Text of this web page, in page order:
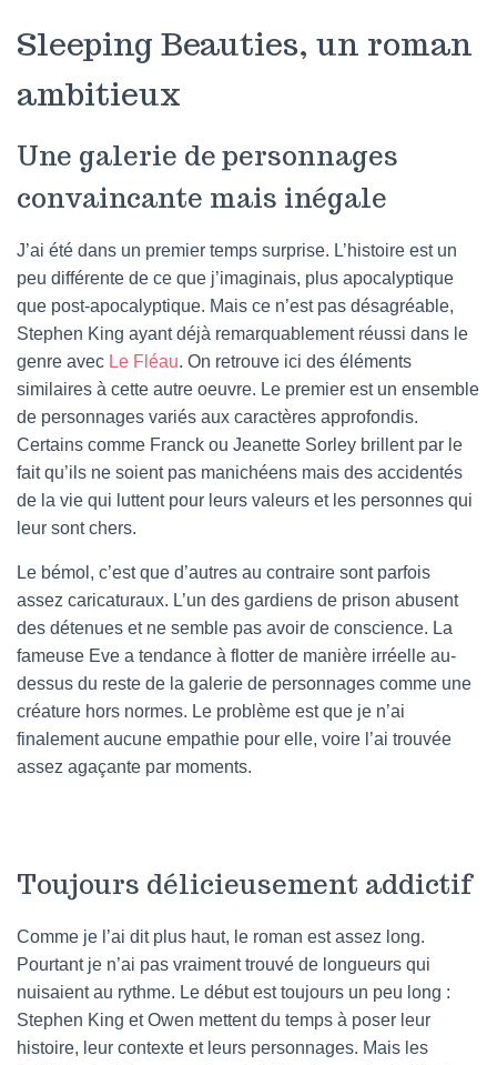
Sleeping Beauties, un roman
ambitieux
Une galerie de personnages
convaincante mais inégale
J’ai été dans un premier temps surprise. L’histoire est un
peu différente de ce que j’imaginais, plus apocalyptique
que post-apocalyptique. Mais ce n’est pas désagréable,
Stephen King ayant déjà remarquablement réussi dans le
genre avec Le Fléau. On retrouve ici des éléments
similaires à cette autre oeuvre. Le premier est un ensemble
de personnages variés aux caractères approfondis.
Certains comme Franck ou Jeanette Sorley brillent par le
fait qu’ils ne soient pas manichéens mais des accidentés
de la vie qui luttent pour leurs valeurs et les personnes qui
leur sont chers.
Le bémol, c’est que d’autres au contraire sont parfois
assez caricaturaux. L’un des gardiens de prison abusent
des détenues et ne semble pas avoir de conscience. La
fameuse Eve a tendance à flotter de manière irréelle au-
dessus du reste de la galerie de personnages comme une
créature hors normes. Le problème est que je n’ai
finalement aucune empathie pour elle, voire l’ai trouvée
assez agaçante par moments.
Toujours délicieusement addictif
Comme je l’ai dit plus haut, le roman est assez long.
Pourtant je n’ai pas vraiment trouvé de longueurs qui
nuisaient au rythme. Le début est toujours un peu long :
Stephen King et Owen mettent du temps à poser leur
histoire, leur contexte et leurs personnages. Mais les